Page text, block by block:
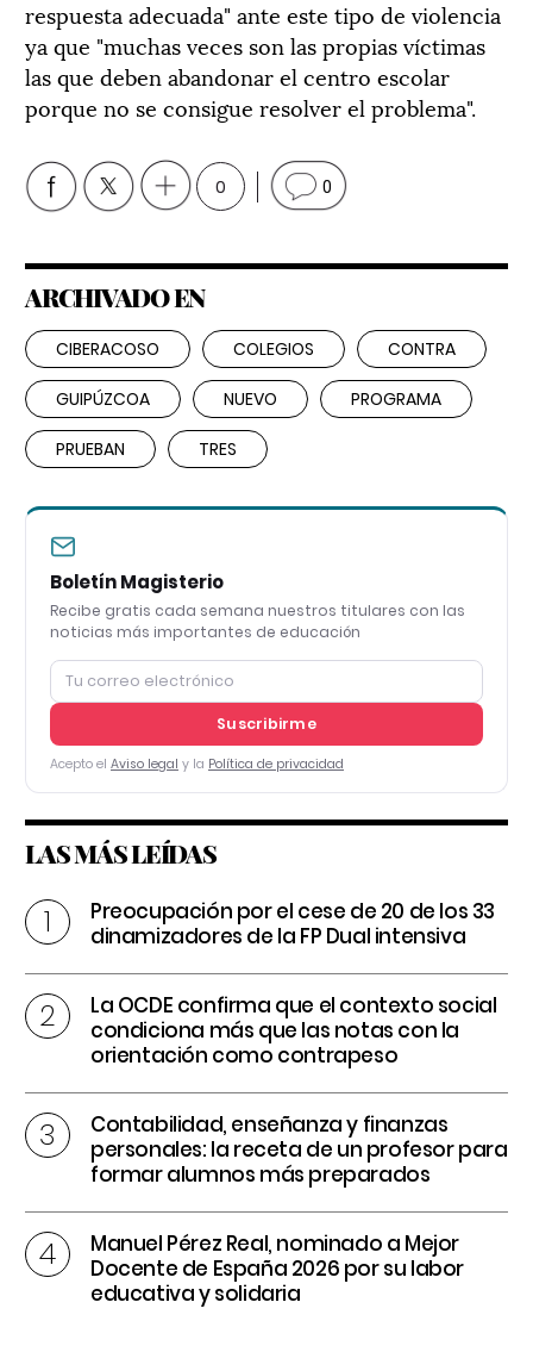
respuesta adecuada" ante este tipo de violencia
ya que "muchas veces son las propias víctimas
las que deben abandonar el centro escolar
porque no se consigue resolver el problema".
0 0
ARCHIVADO EN
CIBERACOSO COLEGIOS CONTRA
GUIPÚZCOA NUEVO PROGRAMA
PRUEBAN TRES
Boletín Magisterio
Recibe gratis cada semana nuestros titulares con las
noticias más importantes de educación
Suscribirme
Acepto el Aviso legal y la Política de privacidad
LAS MÁS LEÍDAS
Preocupación por el cese de 20 de los 33
dinamizadores de la FP Dual intensiva
La OCDE confirma que el contexto social
condiciona más que las notas con la
orientación como contrapeso
Contabilidad, enseñanza y finanzas
personales: la receta de un profesor para
formar alumnos más preparados
Manuel Pérez Real, nominado a Mejor
Docente de España 2026 por su labor
educativa y solidaria